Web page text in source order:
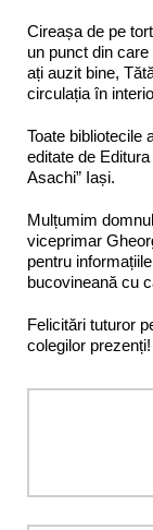
Cireașa de pe
un punct din
ați auzit bine,
circulația în
Toate bibliotecile
editate de
Asachi” Iași.
Mulțumim
viceprimar
pentru
bucovineană cu
Felicitări tuturor
colegilor prezenți!